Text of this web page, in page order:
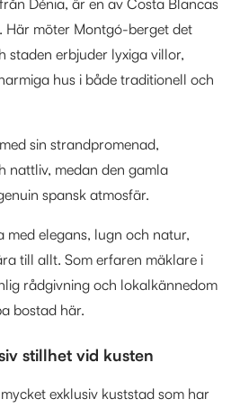
Här möter Montgó-berget det
staden erbjuder lyxiga villor,
hus i både traditionell och
sin strandpromenad,
nattliv, medan den gamla
spansk atmosfär.
med elegans, lugn och natur,
till allt. Som erfaren mäklare i
rådgivning och lokalkännedom
bostad här.
stillhet vid kusten
exklusiv kuststad som har